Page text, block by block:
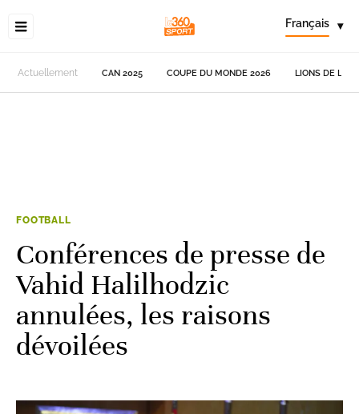
Français ▾
Actuellement CAN 2025 COUPE DU MONDE 2026 LIONS DE
FOOTBALL
Conférences de presse de
Vahid Halilhodzic
annulées, les raisons
dévoilées